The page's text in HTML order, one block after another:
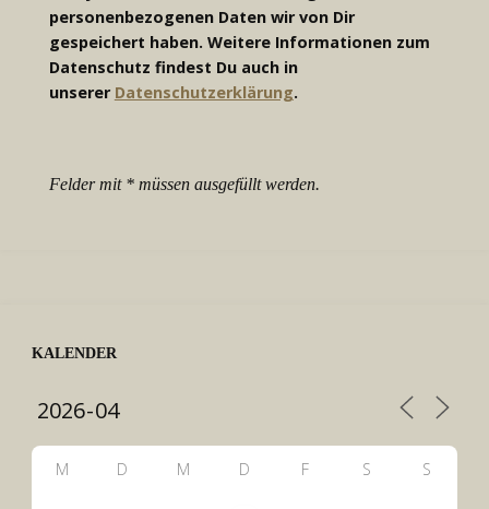
personenbezogenen Daten wir von Dir
gespeichert haben. Weitere Informationen zum
Datenschutz findest Du auch in
unserer Datenschutzerklärung.
Felder mit * müssen ausgefüllt werden.
KALENDER
M D M D F S S